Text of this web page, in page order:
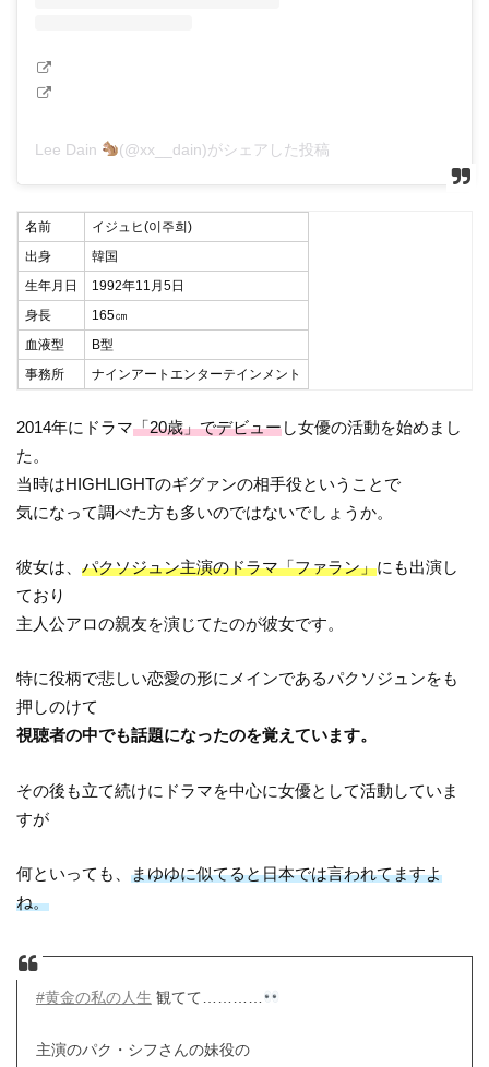
Lee Dain (@xx__dain)がシェアした投稿
名前
イジュヒ(이주희)
出身
韓国
生年月日
1992年11月5日
身長
165㎝
血液型
B型
事務所
ナインアートエンターテインメント
2014年にドラマ「20歳」でデビューし女優の活動を始めまし
た。
当時はHIGHLIGHTのギグァンの相手役ということで
気になって調べた方も多いのではないでしょうか。
彼女は、パクソジュン主演のドラマ「ファラン」にも出演し
ており
主人公アロの親友を演じてたのが彼女です。
特に役柄で悲しい恋愛の形にメインであるパクソジュンをも
押しのけて
視聴者の中でも話題になったのを覚えています。
その後も立て続けにドラマを中心に女優として活動していま
すが
何といっても、まゆゆに似てると日本では言われてますよ
ね。
#黄金の私の人生 観てて…………
主演のパク・シフさんの妹役の